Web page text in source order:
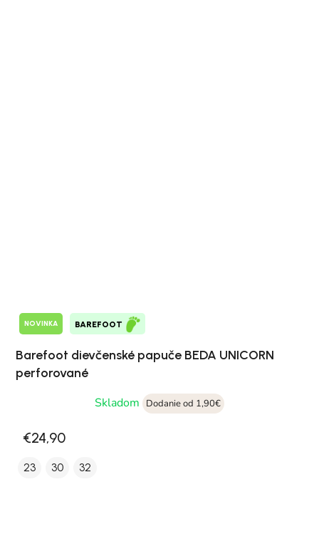
NOVINKA BAREFOOT
Barefoot dievčenské papuče BEDA UNICORN
perforované
Skladom
Dodanie od 1,90€
€24,90
23 30 32